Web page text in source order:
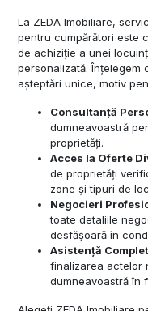
La ZEDA Imobiliare,
pentru cumpărători este
de achiziție a unei
personalizată. Înțelegem
așteptări unice, motiv
Consultanță
dumneavoastră
proprietăți.
Acces la Oferte
de proprietăți
zone și tipuri de
Negocieri
toate detaliile
desfășoară în
Asistență
finalizarea actelor
dumneavoastră în